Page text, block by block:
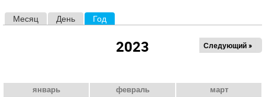
Месяц День Год
2023 Следующий »
январь февраль март